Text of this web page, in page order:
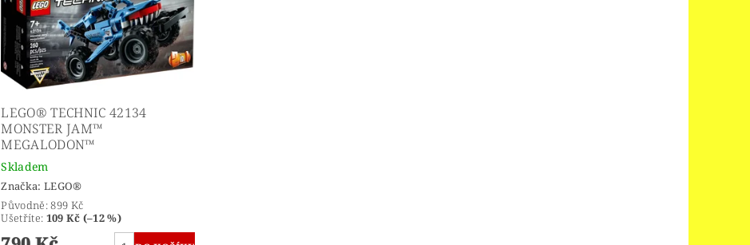
LEGO® TECHNIC 42134
MONSTER JAM™
MEGALODON™
Skladem
Značka: LEGO®
Původně:899 Kč
Ušetříte: 109 Kč (–12 %)